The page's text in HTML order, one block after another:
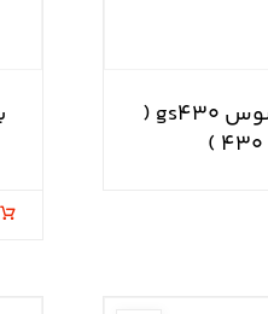
بچه قالپاق لکسوس gs۴۳۰ (